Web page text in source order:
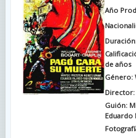
Año
de años
Género:
Director:
Guión:
Eduardo